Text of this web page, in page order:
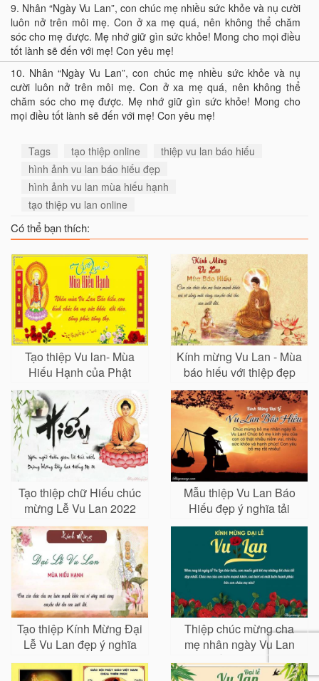
9. Nhân “Ngày Vu Lan”, con chúc mẹ nhiều sức khỏe và nụ cười
luôn nở trên môi mẹ. Con ở xa mẹ quá, nên không thể chăm
sóc cho mẹ được. Mẹ nhớ giữ gìn sức khỏe! Mong cho mọi điều
tốt lành sẽ đến với mẹ! Con yêu mẹ!
10. Nhân “Ngày Vu Lan”, con chúc mẹ nhiều sức khỏe và nụ
cười luôn nở trên môi mẹ. Con ở xa mẹ quá, nên không thể
chăm sóc cho mẹ được. Mẹ nhớ giữ gìn sức khỏe! Mong cho
mọi điều tốt lành sẽ đến với mẹ! Con yêu mẹ!
Tags tạo thiệp online
thiệp vu lan báo hiếu
hình ảnh vu lan báo hiếu đẹp
hình ảnh vu lan mùa hiếu hạnh
tạo thiệp vu lan online
Có thể bạn thích:
Tạo thiệp Vu lan- Mùa
Hiếu Hạnh của Phật
Kính mừng Vu Lan - Mùa
báo hiếu với thiệp đẹp
Tạo thiệp chữ Hiếu chúc
mừng Lễ Vu Lan 2022
Mẫu thiệp Vu Lan Báo
Hiếu đẹp ý nghĩa tải
miễn phí
Tạo thiệp Kính Mừng Đại
Lễ Vu Lan đẹp ý nghĩa
Thiệp chúc mừng cha
mẹ nhân ngày Vu Lan
Báo Hiếu với hoa hồng
đỏ